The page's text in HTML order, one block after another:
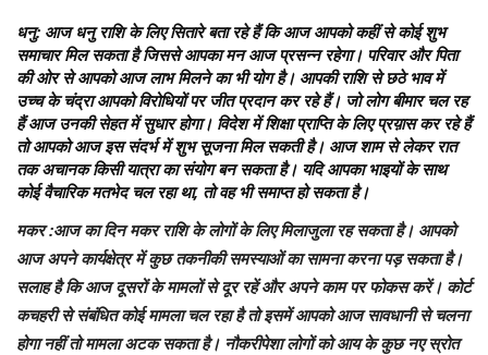
धनु: आज धनु राशि के लिए सितारे बता रहे हैं कि आज आपको कहीं से कोई शुभ
समाचार मिल सकता है जिससे आपका मन आज प्रसन्न रहेगा। परिवार और पिता
की ओर से आपको आज लाभ मिलने का भी योग है। आपकी राशि से छठे भाव में
उच्च के चंद्रा आपको विरोधियों पर जीत प्रदान कर रहे हैं। जो लोग बीमार चल रह
हैं आज उनकी सेहत में सुधार होगा। विदेश में शिक्षा प्राप्ति के लिए प्रय़ास कर रहे हैं
तो आपको आज इस संदर्भ में शुभ सूजना मिल सकती है। आज शाम से लेकर रात
तक अचानक किसी यात्रा का संयोग बन सकता है। यदि आपका भाइयों के साथ
कोई वैचारिक मतभेद चल रहा था, तो वह भी समाप्त हो सकता है।
मकर:आज का दिन मकर राशि के लोगों के लिए मिलाजुला रह सकता है। आपको
आज अपने कार्यक्षेत्र में कुछ तकनीकी समस्याओं का सामना करना पड़ सकता है।
सलाह है कि आज दूसरों के मामलों से दूर रहें और अपने काम पर फोकस करें। कोर्ट
कचहरी से संबंधित कोई मामला चल रहा है तो इसमें आपको आज सावधानी से चलना
होगा नहीं तो मामला अटक सकता है। नौकरीपेशा लोगों को आय के कुछ नए स्रोत